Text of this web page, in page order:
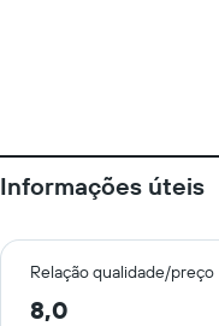
Informações úteis
Relação qualidade/preço
8,0